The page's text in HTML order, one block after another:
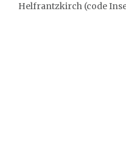
Helfrantzkirch (code